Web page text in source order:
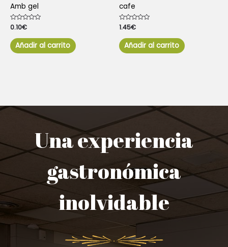
Amb gel
Valorado
con
de
5
0.10€
Añadir al carrito
cafe
Valorado
con
de
5
1.45€
Añadir al carrito
Una experiencia
gastronómica
inolvidable